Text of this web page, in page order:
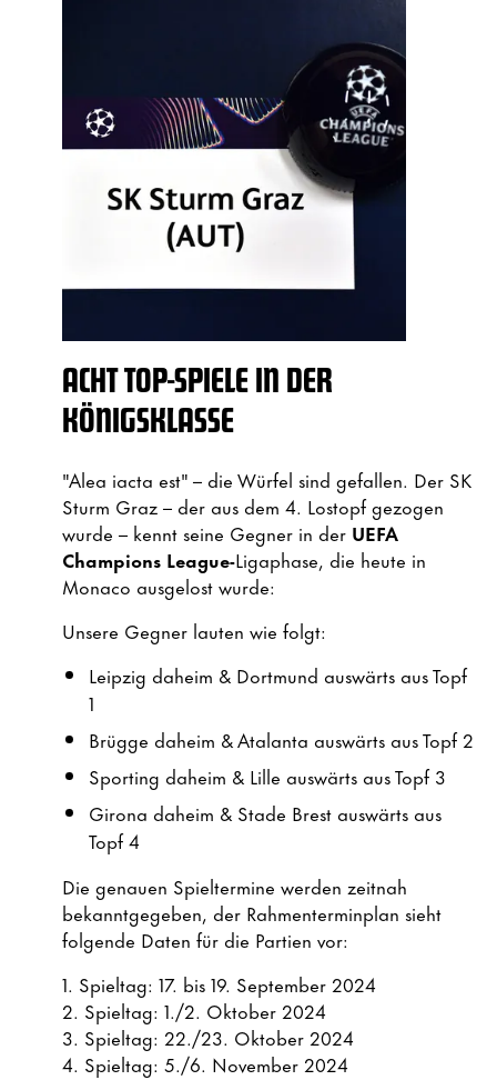
ACHT TOP-SPIELE IN DER
KÖNIGSKLASSE
"Alea iacta est" – die Würfel sind gefallen. Der SK
Sturm Graz – der aus dem 4. Lostopf gezogen
wurde – kennt seine Gegner in der UEFA
Champions League-Ligaphase, die heute in
Monaco ausgelost wurde:
Unsere Gegner lauten wie folgt:
Leipzig daheim & Dortmund auswärts aus Topf
1
Brügge daheim & Atalanta auswärts aus Topf 2
Sporting daheim & Lille auswärts aus Topf 3
Girona daheim & Stade Brest auswärts aus
Topf 4
Die genauen Spieltermine werden zeitnah
bekanntgegeben, der Rahmenterminplan sieht
folgende Daten für die Partien vor:
1. Spieltag: 17. bis 19. September 2024
2. Spieltag: 1./2. Oktober 2024
3. Spieltag: 22./23. Oktober 2024
4. Spieltag: 5./6. November 2024